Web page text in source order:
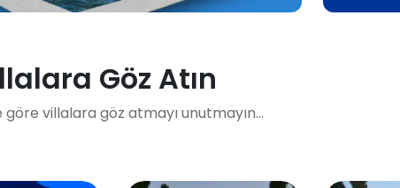
Göz Atın
villalara göz atmayı unutmayın...